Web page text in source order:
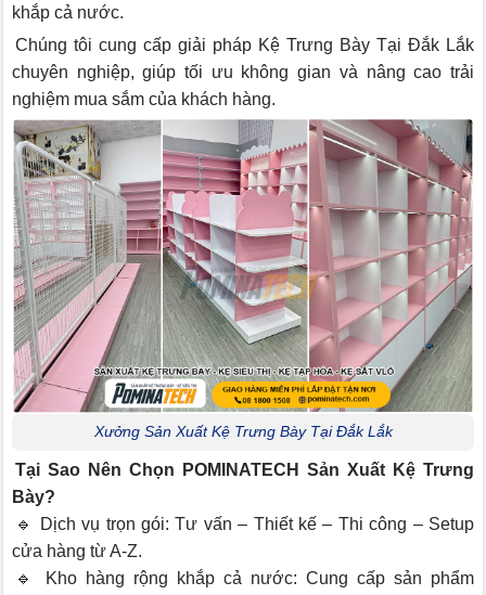
khắp cả nước.
Chúng tôi cung cấp giải pháp Kệ Trưng Bày Tại Đắk Lắk
chuyên nghiệp, giúp tối ưu không gian và nâng cao trải
nghiệm mua sắm của khách hàng.
Xưởng Sản Xuất Kệ Trưng Bày Tại Đắk Lắk
Tại Sao Nên Chọn POMINATECH Sản Xuất Kệ Trưng
Bày?
🔹 Dịch vụ trọn gói: Tư vấn – Thiết kế – Thi công – Setup
cửa hàng từ A-Z.
🔹 Kho hàng rộng khắp cả nước: Cung cấp sản phẩm